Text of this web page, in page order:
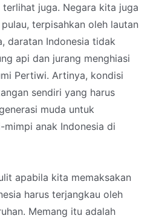
juga. Negara kita juga
terpisahkan oleh lautan
daratan Indonesia tidak
api dan jurang menghiasi
Pertiwi. Artinya, kondisi
sendiri yang harus
muda untuk
anak Indonesia di
apabila kita memaksakan
harus terjangkau oleh
Memang itu adalah